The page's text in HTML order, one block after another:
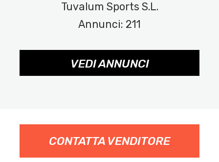
Tuvalum Sports S.L.
Annunci: 211
VEDI ANNUNCI
CONTATTA VENDITORE